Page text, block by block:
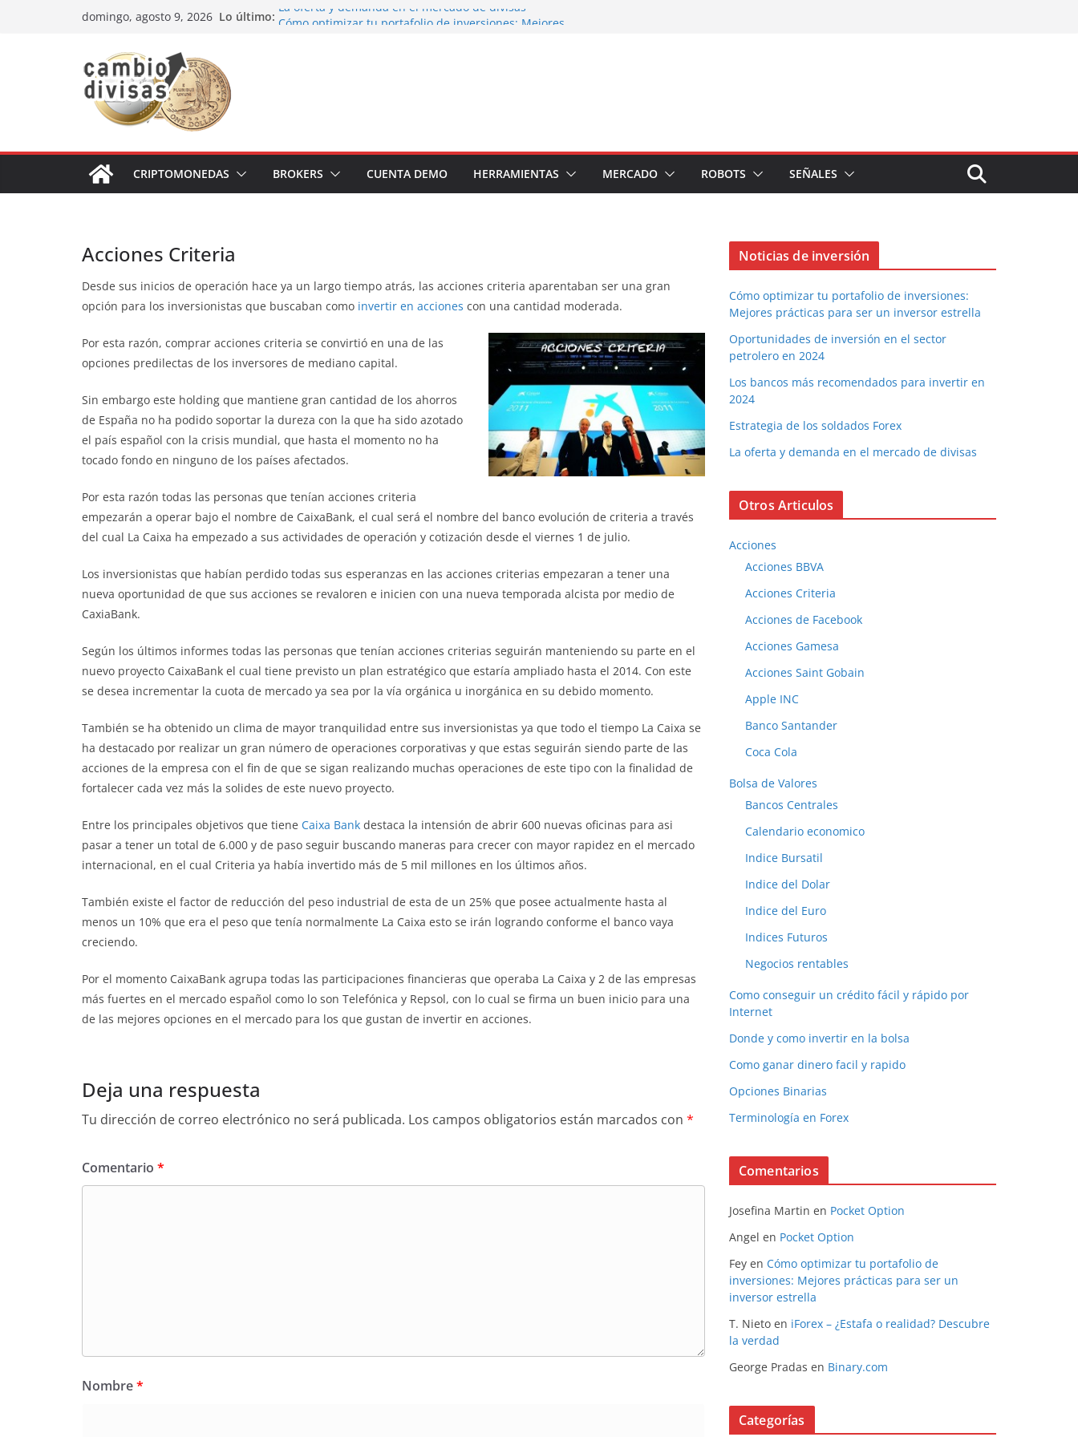
domingo, agosto 9, 2026 Lo último: La oferta y demanda en el mercado de divisas
CRIPTOMONEDAS BROKERS CUENTA DEMO HERRAMIENTAS MERCADO ROBOTS SEÑALES
Acciones Criteria
Desde sus inicios de operación hace ya un largo tiempo atrás, las acciones criteria aparentaban ser una gran
opción para los inversionistas que buscaban como invertir en acciones con una cantidad moderada.
Por esta razón, comprar acciones criteria se convirtió en una de las
opciones predilectas de los inversores de mediano capital.
Sin embargo este holding que mantiene gran cantidad de los ahorros
de España no ha podido soportar la dureza con la que ha sido azotado
el país español con la crisis mundial, que hasta el momento no ha
tocado fondo en ninguno de los países afectados.
Por esta razón todas las personas que tenían acciones criteria
empezarán a operar bajo el nombre de CaixaBank, el cual será el nombre del banco evolución de criteria a través
del cual La Caixa ha empezado a sus actividades de operación y cotización desde el viernes 1 de julio.
Los inversionistas que habían perdido todas sus esperanzas en las acciones criterias empezaran a tener una
nueva oportunidad de que sus acciones se revaloren e inicien con una nueva temporada alcista por medio de
CaxiaBank.
Según los últimos informes todas las personas que tenían acciones criterias seguirán manteniendo su parte en el
nuevo proyecto CaixaBank el cual tiene previsto un plan estratégico que estaría ampliado hasta el 2014. Con este
se desea incrementar la cuota de mercado ya sea por la vía orgánica u inorgánica en su debido momento.
También se ha obtenido un clima de mayor tranquilidad entre sus inversionistas ya que todo el tiempo La Caixa se
ha destacado por realizar un gran número de operaciones corporativas y que estas seguirán siendo parte de las
acciones de la empresa con el fin de que se sigan realizando muchas operaciones de este tipo con la finalidad de
fortalecer cada vez más la solides de este nuevo proyecto.
Entre los principales objetivos que tiene Caixa Bank destaca la intensión de abrir 600 nuevas oficinas para asi
pasar a tener un total de 6.000 y de paso seguir buscando maneras para crecer con mayor rapidez en el mercado
internacional, en el cual Criteria ya había invertido más de 5 mil millones en los últimos años.
También existe el factor de reducción del peso industrial de esta de un 25% que posee actualmente hasta al
menos un 10% que era el peso que tenía normalmente La Caixa esto se irán logrando conforme el banco vaya
creciendo.
Por el momento CaixaBank agrupa todas las participaciones financieras que operaba La Caixa y 2 de las empresas
más fuertes en el mercado español como lo son Telefónica y Repsol, con lo cual se firma un buen inicio para una
de las mejores opciones en el mercado para los que gustan de invertir en acciones.
Deja una respuesta
Tu dirección de correo electrónico no será publicada. Los campos obligatorios están marcados con *
Comentario *
Nombre*
Noticias de inversión
Cómo optimizar tu portafolio de inversiones:
Mejores prácticas para ser un inversor estrella
Oportunidades de inversión en el sector
petrolero en 2024
Los bancos más recomendados para invertir en
2024
Estrategia de los soldados Forex
La oferta y demanda en el mercado de divisas
Otros Articulos
Acciones
Acciones BBVA
Acciones Criteria
Acciones de Facebook
Acciones Gamesa
Acciones Saint Gobain
Apple INC
Banco Santander
Coca Cola
Bolsa de Valores
Bancos Centrales
Calendario economico
Indice Bursatil
Indice del Dolar
Indice del Euro
Indices Futuros
Negocios rentables
Como conseguir un crédito fácil y rápido por
Internet
Donde y como invertir en la bolsa
Como ganar dinero facil y rapido
Opciones Binarias
Terminología en Forex
Comentarios
Josefina Martin en Pocket Option
Angel en Pocket Option
Fey en Cómo optimizar tu portafolio de
inversiones: Mejores prácticas para ser un
inversor estrella
T. Nieto en iForex – ¿Estafa o realidad? Descubre
la verdad
George Pradas en Binary.com
Categorías